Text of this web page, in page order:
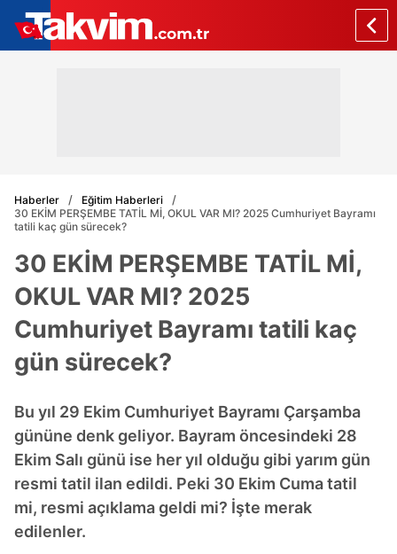
Haberler
Eğitim Haberleri
30 EKİM PERŞEMBE TATİL Mİ, OKUL VAR MI? 2025 Cumhuriyet Bayramı
tatili kaç gün sürecek?
30 EKİM PERŞEMBE TATİL Mİ,
OKUL VAR MI? 2025
Cumhuriyet Bayramı tatili kaç
gün sürecek?
Bu yıl 29 Ekim Cumhuriyet Bayramı Çarşamba
gününe denk geliyor. Bayram öncesindeki 28
Ekim Salı günü ise her yıl olduğu gibi yarım gün
resmi tatil ilan edildi. Peki 30 Ekim Cuma tatil
mi, resmi açıklama geldi mi? İşte merak
edilenler.